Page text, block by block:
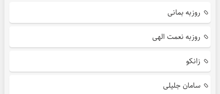
روزبه بمانی
روزبه نعمت الهی
زانکو
سامان جلیلی